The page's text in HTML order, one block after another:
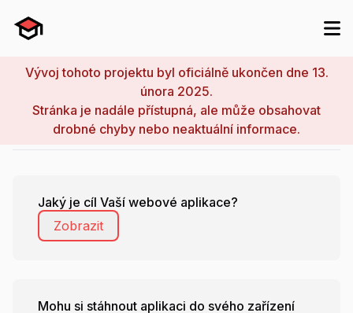
Vývoj tohoto projektu byl oficiálně ukončen dne 13.
února 2025.
Stránka je nadále přístupná, ale může obsahovat
drobné chyby nebo neaktuální informace.
Nejčastěji kladené otázky
Jaký je cíl Vaší webové aplikace?
Zobrazit
Mohu si stáhnout aplikaci do svého zařízení